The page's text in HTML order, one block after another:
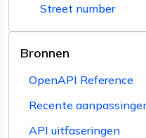
Street number
Bronnen
OpenAPI Reference
Recente
API uitfaseringen